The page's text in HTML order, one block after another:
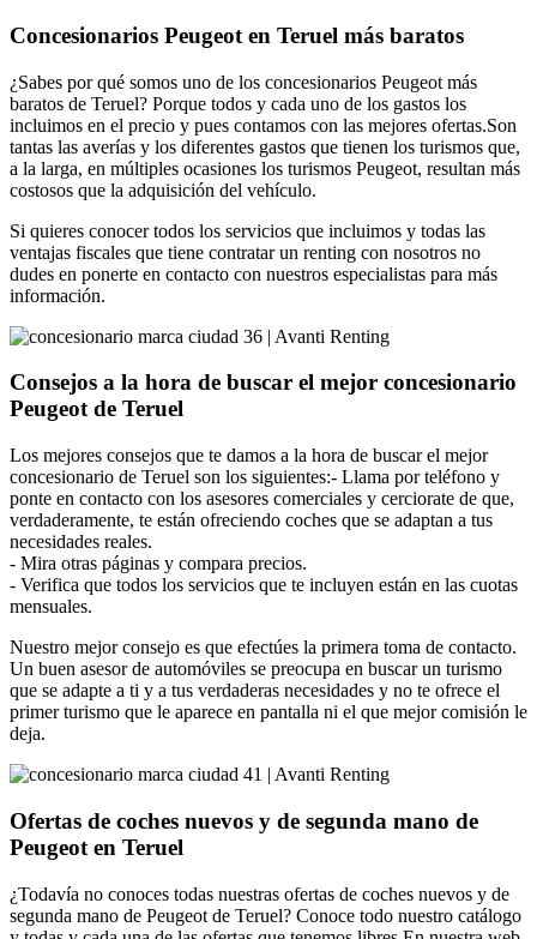
Concesionarios Peugeot en Teruel más baratos
¿Sabes por qué somos uno de los concesionarios Peugeot más
baratos de Teruel? Porque todos y cada uno de los gastos los
incluimos en el precio y pues contamos con las mejores ofertas.Son
tantas las averías y los diferentes gastos que tienen los turismos que,
a la larga, en múltiples ocasiones los turismos Peugeot, resultan más
costosos que la adquisición del vehículo.
Si quieres conocer todos los servicios que incluimos y todas las
ventajas fiscales que tiene contratar un renting con nosotros no
dudes en ponerte en contacto con nuestros especialistas para más
información.
Consejos a la hora de buscar el mejor concesionario
Peugeot de Teruel
Los mejores consejos que te damos a la hora de buscar el mejor
concesionario de Teruel son los siguientes:- Llama por teléfono y
ponte en contacto con los asesores comerciales y cerciorate de que,
verdaderamente, te están ofreciendo coches que se adaptan a tus
necesidades reales.
- Mira otras páginas y compara precios.
- Verifica que todos los servicios que te incluyen están en las cuotas
mensuales.
Nuestro mejor consejo es que efectúes la primera toma de contacto.
Un buen asesor de automóviles se preocupa en buscar un turismo
que se adapte a ti y a tus verdaderas necesidades y no te ofrece el
primer turismo que le aparece en pantalla ni el que mejor comisión le
deja.
Ofertas de coches nuevos y de segunda mano de
Peugeot en Teruel
¿Todavía no conoces todas nuestras ofertas de coches nuevos y de
segunda mano de Peugeot de Teruel? Conoce todo nuestro catálogo